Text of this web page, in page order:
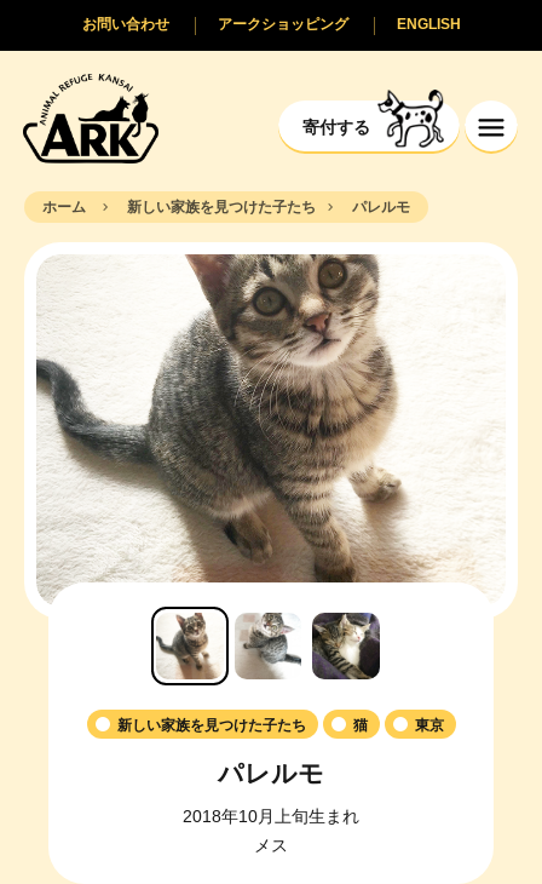
寄付する
ENGLISH
アークショッピング
お問い合わせ
ホーム 新しい家族を見つけた子たち パレルモ
新しい家族を見つけた子たち 猫 東京
パレルモ
2018年10月上旬生まれ
メス